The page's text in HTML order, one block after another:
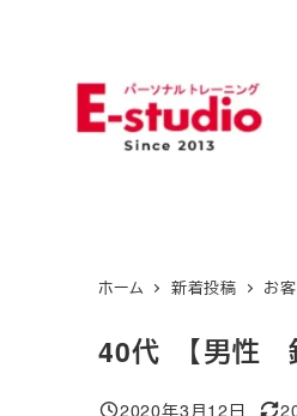
ホーム 新着投稿 お
40代 【男性
2020年3月12日